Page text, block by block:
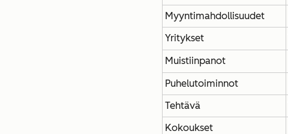
Myyntimahdollisuudet
Yritykset
Muistiinpanot
Puhelutoiminnot
Tehtävä
Kokoukset